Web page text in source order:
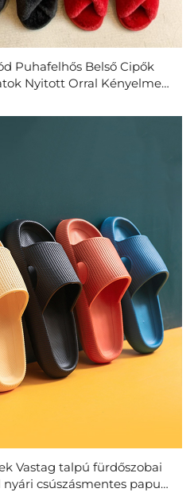
Puhafelhős Belső Cipők
Nyitott Orral Kényelmes
Vastag talpú fürdőszobai
csúszásmentes papucs